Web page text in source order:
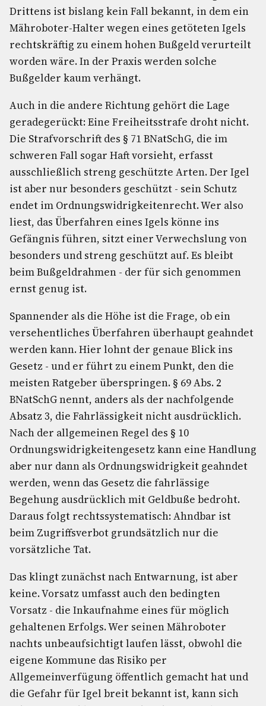
Drittens ist bislang kein Fall bekannt, in dem ein
Mähroboter-Halter wegen eines getöteten Igels
rechtskräftig zu einem hohen Bußgeld verurteilt
worden wäre. In der Praxis werden solche
Bußgelder kaum verhängt.
Auch in die andere Richtung gehört die Lage
geradegerückt: Eine Freiheitsstrafe droht nicht.
Die Strafvorschrift des § 71 BNatSchG, die im
schweren Fall sogar Haft vorsieht, erfasst
ausschließlich streng geschützte Arten. Der Igel
ist aber nur besonders geschützt - sein Schutz
endet im Ordnungswidrigkeitenrecht. Wer also
liest, das Überfahren eines Igels könne ins
Gefängnis führen, sitzt einer Verwechslung von
besonders und streng geschützt auf. Es bleibt
beim Bußgeldrahmen - der für sich genommen
ernst genug ist.
Spannender als die Höhe ist die Frage, ob ein
versehentliches Überfahren überhaupt geahndet
werden kann. Hier lohnt der genaue Blick ins
Gesetz - und er führt zu einem Punkt, den die
meisten Ratgeber überspringen. § 69 Abs. 2
BNatSchG nennt, anders als der nachfolgende
Absatz 3, die Fahrlässigkeit nicht ausdrücklich.
Nach der allgemeinen Regel des § 10
Ordnungswidrigkeitengesetz kann eine Handlung
aber nur dann als Ordnungswidrigkeit geahndet
werden, wenn das Gesetz die fahrlässige
Begehung ausdrücklich mit Geldbuße bedroht.
Daraus folgt rechtssystematisch: Ahndbar ist
beim Zugriffsverbot grundsätzlich nur die
vorsätzliche Tat.
Das klingt zunächst nach Entwarnung, ist aber
keine. Vorsatz umfasst auch den bedingten
Vorsatz - die Inkaufnahme eines für möglich
gehaltenen Erfolgs. Wer seinen Mähroboter
nachts unbeaufsichtigt laufen lässt, obwohl die
eigene Kommune das Risiko per
Allgemeinverfügung öffentlich gemacht hat und
die Gefahr für Igel breit bekannt ist, kann sich